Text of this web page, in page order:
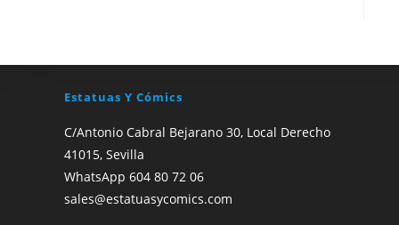
Estatuas Y Cómics
C/Antonio Cabral Bejarano 30, Local Derecho
41015, Sevilla
WhatsApp 604 80 72 06
sales@estatuasycomics.com